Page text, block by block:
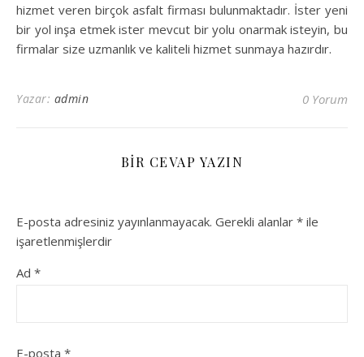
hizmet veren birçok asfalt firması bulunmaktadır. İster yeni
bir yol inşa etmek ister mevcut bir yolu onarmak isteyin, bu
firmalar size uzmanlık ve kaliteli hizmet sunmaya hazırdır.
Yazar: admin 0 Yorum
BIR CEVAP YAZIN
E-posta adresiniz yayınlanmayacak. Gerekli alanlar * ile
işaretlenmişlerdir
Ad *
E-posta *